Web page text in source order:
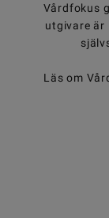
Vårdfokus
utgivare är
Läs om